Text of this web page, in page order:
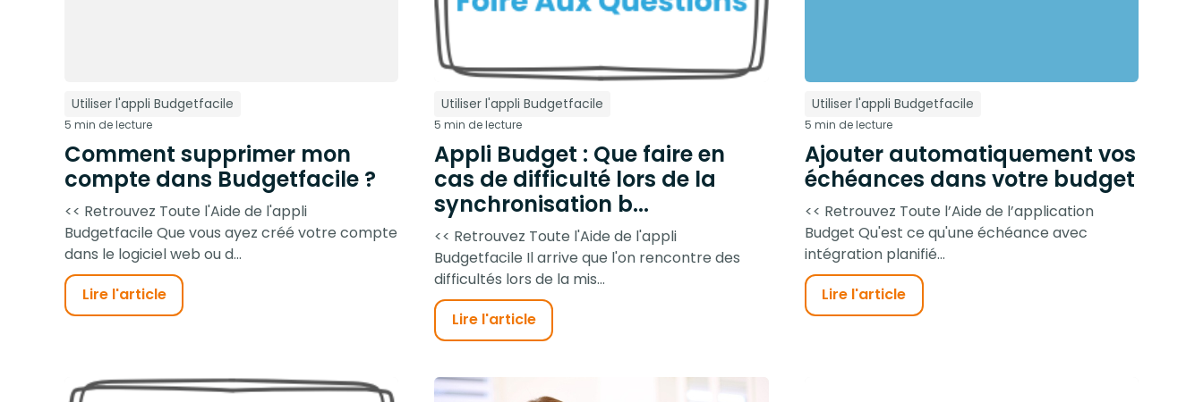
Utiliser l'appli Budgetfacile
5 min de lecture
Comment supprimer mon
compte dans Budgetfacile ?
<< Retrouvez Toute l'Aide de l'appli
Budgetfacile Que vous ayez créé votre compte
dans le logiciel web ou d...
Lire l'article
Utiliser l'appli Budgetfacile
5 min de lecture
Appli Budget : Que faire en
cas de difficulté lors de la
synchronisation b...
<< Retrouvez Toute l'Aide de l'appli
Budgetfacile Il arrive que l'on rencontre des
difficultés lors de la mis...
Lire l'article
Utiliser l'appli Budgetfacile
5 min de lecture
Ajouter automatiquement vos
échéances dans votre budget
<< Retrouvez Toute l’Aide de l’application
Budget Qu'est ce qu'une échéance avec
intégration planifié...
Lire l'article